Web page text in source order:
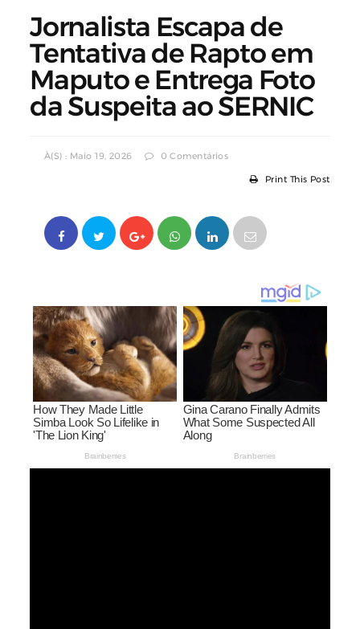
Jornalista Escapa de
Tentativa de Rapto em
Maputo e Entrega Foto
da Suspeita ao SERNIC
À(s) : Maio 19, 2026 0 Comentários
Print This Post